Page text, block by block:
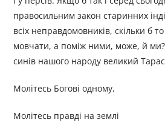
правосильним закон старинних
всіх неправдомовників, скільки б
мовчати, а поміж ними, може, й
синів нашого народу великий
Молітесь Богові одному,
Молітесь правді на землі